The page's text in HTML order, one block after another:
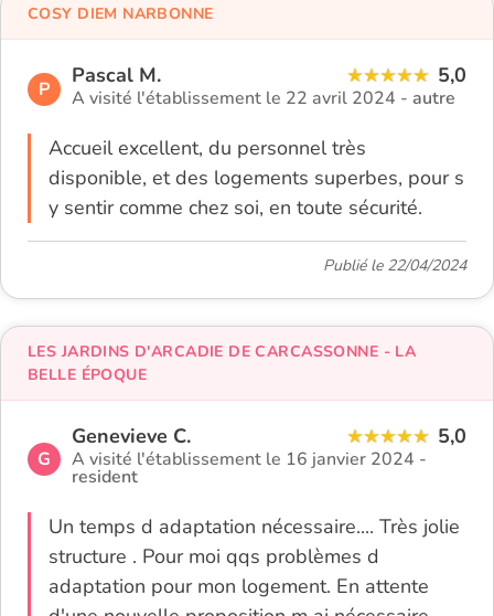
P
Pascal M. 5,0
A visité l'établissement le 22 avril 2024 - autre
Accueil excellent, du personnel très
disponible, et des logements superbes, pour s
y sentir comme chez soi, en toute sécurité.
COSY DIEM NARBONNE
Publié le 22/04/2024
G
Genevieve C. 5,0
A visité l'établissement le 16 janvier 2024 -
resident
Un temps d adaptation nécessaire.... Très jolie
structure . Pour moi qqs problèmes d
adaptation pour mon logement. En attente
LES JARDINS D'ARCADIE DE CARCASSONNE - LA
BELLE ÉPOQUE